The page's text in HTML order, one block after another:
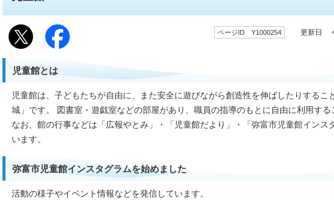
ページID Y1000254 更新日
児童館とは
児童館は、子どもたちが自由に、また安全に遊びながら創造性を伸ばしたりするこ
城」です。 図書室・遊戯室などの部屋があり、職員の指導のもとに自由に利用する
なお、館の行事などは「広報やとみ」・「児童館だより」・「弥富市児童館インス
います。
弥富市児童館インスタグラムを始めました
活動の様子やイベント情報などを発信しています。